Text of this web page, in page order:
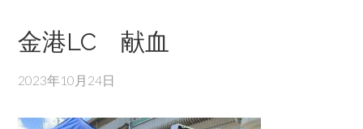
金港LC 献血
2023年10月24日